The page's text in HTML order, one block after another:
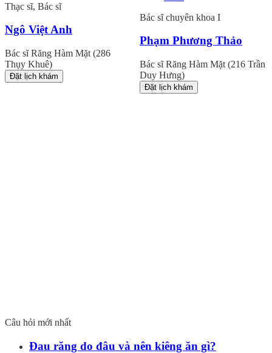
Thạc sĩ, Bác sĩ
Ngô Việt Anh
Bác sĩ Răng Hàm Mặt (286
Thụy Khuê)
Đặt lịch khám
Bác sĩ chuyên khoa I
Phạm Phương Thảo
Bác sĩ Răng Hàm Mặt (216 Trần
Duy Hưng)
Đặt lịch khám
Câu hỏi mới nhất
Đau răng do đâu và nên kiêng ăn gì?